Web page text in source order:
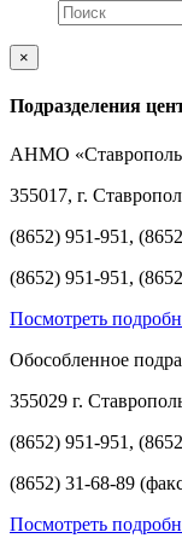
×
Подразделения
АНМО
355017, г.
(8652) 951-951,
(8652) 951-951,
Посмотреть
Обособленное
355029 г.
(8652) 951-951,
(8652) 31-68-89
Посмотреть